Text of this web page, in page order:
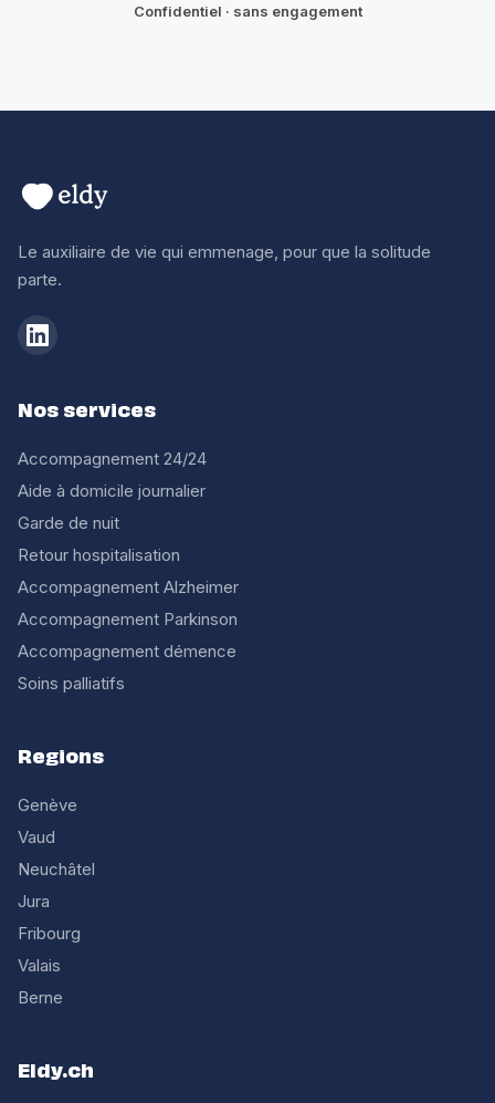
Confidentiel · sans engagement
Le auxiliaire de vie qui emmenage, pour que la solitude
parte.
Nos services
Accompagnement 24/24
Aide à domicile journalier
Garde de nuit
Retour hospitalisation
Accompagnement Alzheimer
Accompagnement Parkinson
Accompagnement démence
Soins palliatifs
Regions
Genève
Vaud
Neuchâtel
Jura
Fribourg
Valais
Berne
Eldy.ch